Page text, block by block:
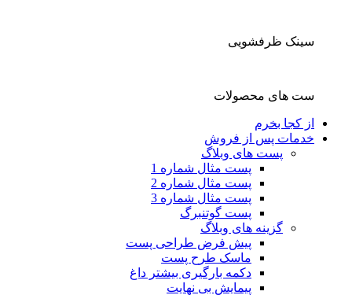
سینک ظرفشویی
ست های محصولات
از کجا بخرم
خدمات پس از فروش
پست های وبلاگ
پست مثال شماره 1
پست مثال شماره 2
پست مثال شماره 3
پست گوتنبرگ
گزینه های وبلاگ
پیش فرض طراحی پست
ماسک طرح پست
دکمه بارگیری بیشتر داغ
پیمایش بی نهایت